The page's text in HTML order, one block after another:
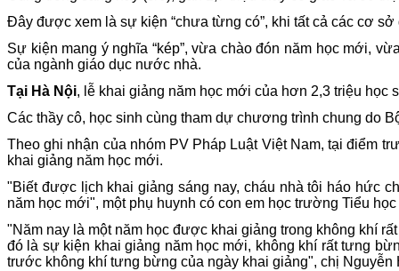
Đây được xem là sự kiện “chưa từng có”, khi tất cả các cơ
Sự kiện mang ý nghĩa “kép”, vừa chào đón năm học mới,
của ngành giáo dục nước nhà.
Tại Hà Nội, lễ khai giảng năm học mới của hơn 2,3 triệu học
Các thầy cô, học sinh cùng tham dự chương trình chung do
Theo ghi nhận của nhóm PV Pháp Luật Việt Nam, tại điểm
khai giảng năm học mới.
"Biết được lịch khai giảng sáng nay, cháu nhà tôi háo hức
năm học mới", một phụ huynh có con em học trường Tiểu
"Năm nay là một năm học được khai giảng trong không khí
đó là sự kiện khai giảng năm học mới, không khí rất tưng
trước không khí tưng bừng của ngày khai giảng", chị